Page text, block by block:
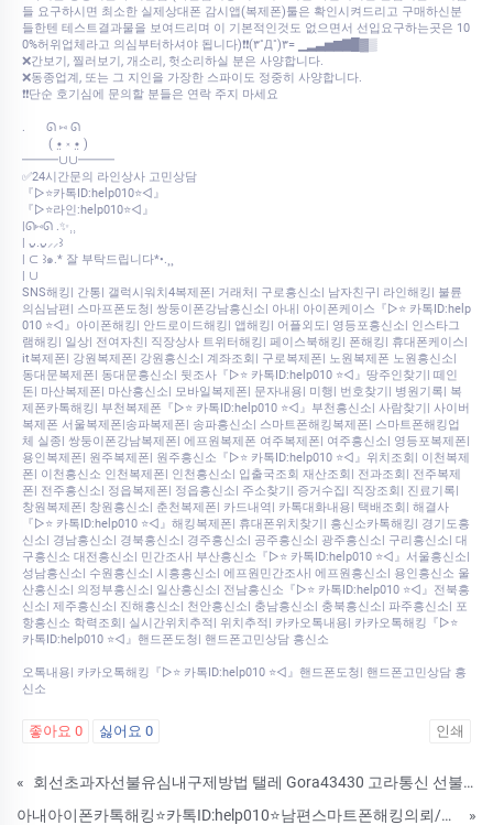
들 요구하시면 최소한 실제상대폰 감시앱(복제폰)툴은 확인시켜드리고 구매하신분
들한텐 테스트결과물을 보여드리며 이 기본적인것도 없으면서 선입요구하는곳은 10
0%허위업체라고 의심부터하셔야 됩니다)❗❗(۳˚Д˚)۳= ▁▂▃▅▆▇█▓▒
❌간보기, 찔러보기, 개소리, 헛소리하실 분은 사양합니다.
❌동종업계, 또는 그 지인을 가장한 스파이도 정중히 사양합니다.
❗❗단순 호기심에 문의할 분들은 연락 주지 마세요
.⠀⠀ ᘏ ⑅ ᘏ
⠀⠀⠀( •̤ ༝ •̤ )
━━━∪∪━━━
✅24시간문의 라인상사 고민상담
『▷⭐카톡ID:help010⭐◁』
『▷⭐라인:help010⭐◁』
|ᘏ⑅ᘏ .✨⸒⸒
| ᴗ͈.ᴗ͈⸝⸝꒱
| ⊂ ꒱๑.* 잘 부탁드립니다*•.¸¸
| ∪
SNS해킹| 간통| 갤럭시워치4복제폰| 거래처| 구로흥신소| 남자친구| 라인해킹| 불륜
의심남편| 스마프폰도청| 쌍둥이폰강남흥신소| 아내| 아이폰케이스『▷⭐ 카톡ID:help
010 ⭐◁』아이폰해킹| 안드로이드해킹| 앱해킹| 어플외도| 영등포흥신소| 인스타그
램해킹| 일상| 전여자친| 직장상사 트위터해킹| 페이스북해킹| 폰해킹| 휴대폰케이스|
it복제폰| 강원복제폰| 강원흥신소| 계좌조회| 구로복제폰| 노원복제폰 노원흥신소|
동대문복제폰| 동대문흥신소| 뒷조사『▷⭐ 카톡ID:help010 ⭐◁』땅주인찾기| 떼인
돈| 마산복제폰| 마산흥신소| 모바일복제폰| 문자내용| 미행| 번호찾기| 병원기록| 복
제폰카톡해킹| 부천복제폰『▷⭐ 카톡ID:help010 ⭐◁』부천흥신소| 사람찾기| 사이버
복제폰 서울복제폰|송파복제폰| 송파흥신소| 스마트폰해킹복제폰| 스마트폰해킹업
체 실종| 쌍둥이폰강남복제폰| 에프원복제폰 여주복제폰| 여주흥신소| 영등포복제폰|
용인복제폰| 원주복제폰| 원주흥신소『▷⭐ 카톡ID:help010 ⭐◁』위치조회| 이천복제
폰| 이천흥신소 인천복제폰| 인천흥신소| 입출국조회 재산조회| 전과조회| 전주복제
폰| 전주흥신소| 정읍복제폰| 정읍흥신소| 주소찾기| 증거수집| 직장조회| 진료기록|
창원복제폰| 창원흥신소| 춘천복제폰| 카드내역| 카톡대화내용| 택배조회| 해결사
『▷⭐ 카톡ID:help010 ⭐◁』해킹복제폰| 휴대폰위치찾기| 흥신소카톡해킹| 경기도흥
신소| 경남흥신소| 경북흥신소| 경주흥신소| 공주흥신소| 광주흥신소| 구리흥신소| 대
구흥신소 대전흥신소| 민간조사| 부산흥신소『▷⭐ 카톡ID:help010 ⭐◁』서울흥신소|
성남흥신소| 수원흥신소| 시흥흥신소| 에프원민간조사| 에프원흥신소| 용인흥신소 울
산흥신소| 의정부흥신소| 일산흥신소| 전남흥신소『▷⭐ 카톡ID:help010 ⭐◁』전북흥
신소| 제주흥신소| 진해흥신소| 천안흥신소| 충남흥신소| 충북흥신소| 파주흥신소| 포
항흥신소 학력조회| 실시간위치추적| 위치추적| 카카오톡내용| 카카오톡해킹『▷⭐
카톡ID:help010 ⭐◁』핸드폰도청| 핸드폰고민상담 흥신소
오톡내용| 카카오톡해킹『▷⭐ 카톡ID:help010 ⭐◁』핸드폰도청| 핸드폰고민상담 흥
신소
좋아요 0 싫어요 0 인쇄
«
회선초과자선불유심내구제방법 탤레 Gora43430 고라통신 선불유심내구제 대학생용돈추가대출 중구무작자당일소액급전 긴급국민지원자금 VJG
아내아이폰카톡해킹⭐카톡ID:help010⭐남편스마트폰해킹의뢰/배우자스마트폰해킹흥신소/해킹의뢰가격/인스타해킹의뢰받습니다
»